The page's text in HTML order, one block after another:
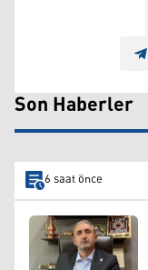
Son Haberler
6 saat önce